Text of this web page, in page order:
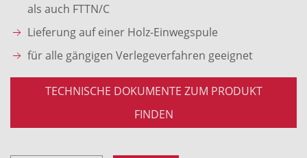
als auch FTTN/C
Lieferung auf einer Holz-Einwegspule
für alle gängigen Verlegeverfahren geeignet
TECHNISCHE DOKUMENTE ZUM PRODUKT
FINDEN